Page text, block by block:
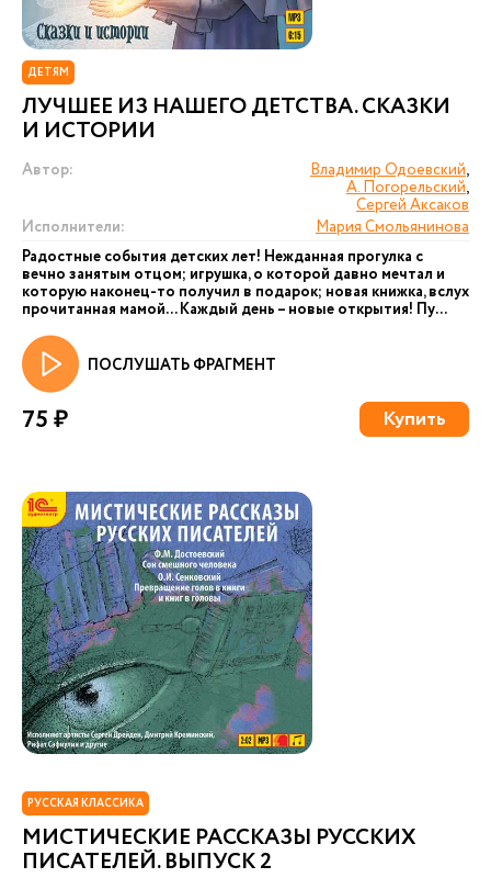
ДЕТЯМ
ЛУЧШЕЕ ИЗ НАШЕГО ДЕТСТВА. СКАЗКИ
И ИСТОРИИ
Автор: Владимир Одоевский,
А. Погорельский,
Сергей Аксаков
Исполнители:
Мария Смольянинова
Радостные события детских лет! Нежданная прогулка с
вечно занятым отцом; игрушка, о которой давно мечтал и
которую наконец-то получил в подарок; новая книжка, вслух
прочитанная мамой... Каждый день – новые открытия! Пу...
ПОСЛУШАТЬ ФРАГМЕНТ
75 ₽ Купить
РУССКАЯ КЛАССИКА
МИСТИЧЕСКИЕ РАССКАЗЫ РУССКИХ
ПИСАТЕЛЕЙ. ВЫПУСК 2